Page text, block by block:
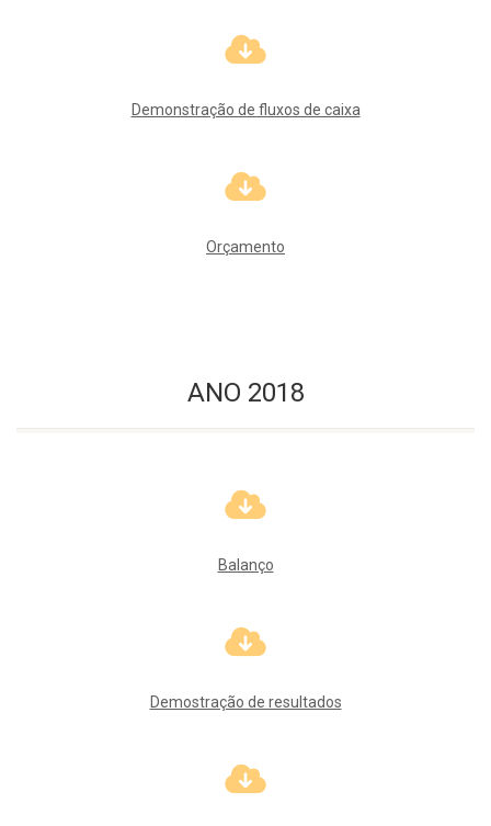
Demonstração de fluxos de caixa
Orçamento
ANO 2018
Balanço
Demostração de resultados